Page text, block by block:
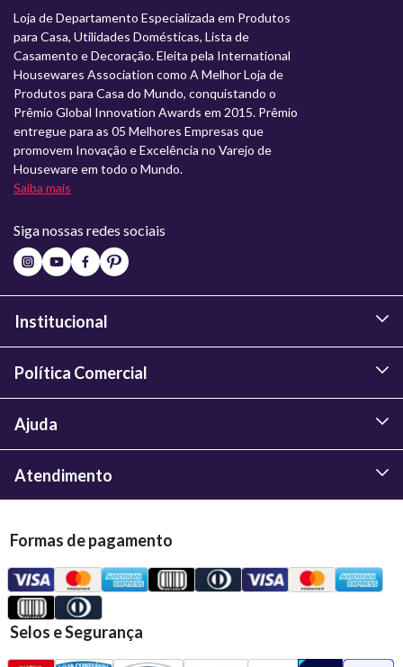
Loja de Departamento Especializada em Produtos
para Casa, Utilidades Domésticas, Lista de
Casamento e Decoração. Eleita pela International
Housewares Association como A Melhor Loja de
Produtos para Casa do Mundo, conquistando o
Prêmio Global Innovation Awards em 2015. Prêmio
entregue para as 05 Melhores Empresas que
promovem Inovação e Excelência no Varejo de
Houseware em todo o Mundo.
Saiba mais
Siga nossas redes sociais
Institucional
Política Comercial
Ajuda
Atendimento
Formas de pagamento
Selos e Segurança